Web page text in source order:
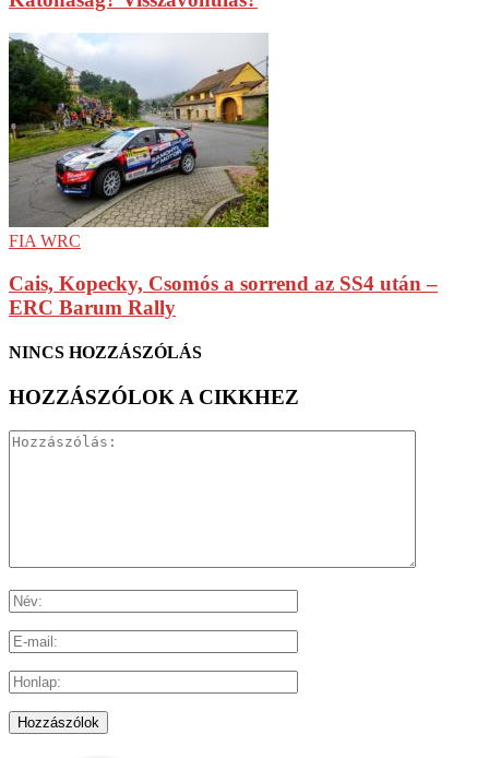
FIA WRC
Cais, Kopecky, Csomós a sorrend az SS4 után –
ERC Barum Rally
NINCS HOZZÁSZÓLÁS
HOZZÁSZÓLOK A CIKKHEZ